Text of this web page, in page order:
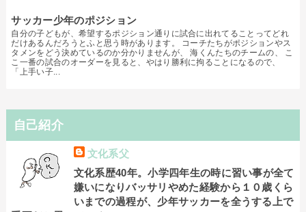
サッカー少年のポジション
自分の子どもが、希望するポジション通りに試合に出れてることってどれ
だけあるんだろうとふと思う時があります。 コーチたちがポジションやス
タメンをどう決めているのか分かりませんが、 海くんたちのチームの、 こ
こ一番の試合のオーダーを見ると、やはり勝利に拘ることになるので、
「上手い子...
自己紹介
文化系父
文化系歴40年。小学四年生の時に習い事が全て
嫌いになりバッサリやめた経験から１０歳くら
いまでの過程が、少年サッカーを全うする上で